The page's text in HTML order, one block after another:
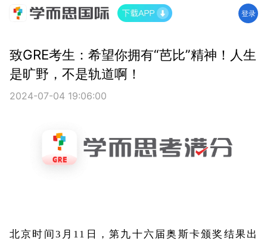
登录
致GRE考生：希望你拥有“芭比”精神！人生
是旷野，不是轨道啊！
2024-07-04 19:06:00
北京时间3月11日，第九十六届奥斯卡颁奖结果出